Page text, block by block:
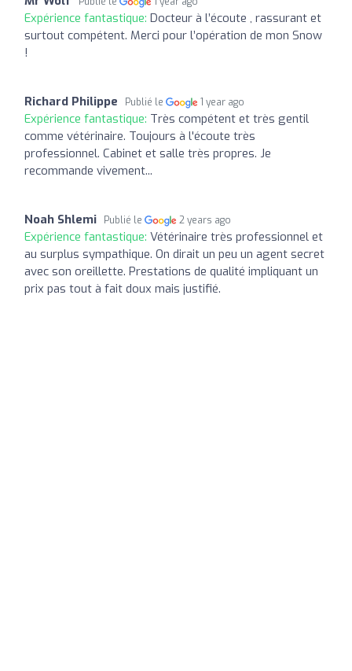
Expérience fantastique: Docteur à l’écoute , rassurant et
surtout compétent. Merci pour l’opération de mon Snow
!
Richard Philippe Publié le 1 year ago
Expérience fantastique: Très compétent et très gentil
comme vétérinaire. Toujours à l'écoute très
professionnel. Cabinet et salle très propres. Je
recommande vivement...
Noah Shlemi Publié le 2 years ago
Expérience fantastique: Vétérinaire très professionnel et
au surplus sympathique. On dirait un peu un agent secret
avec son oreillette. Prestations de qualité impliquant un
prix pas tout à fait doux mais justifié.